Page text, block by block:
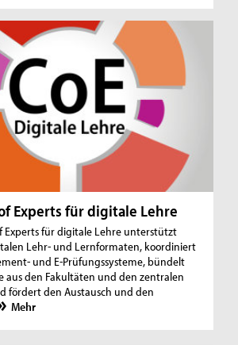
Experts für digitale Lehre
Experts für digitale Lehre unterstützt
Lehr- und Lernformaten, koordiniert
und E-Prüfungssysteme, bündelt
aus den Fakultäten und den zentralen
fördert den Austausch und den
Mehr